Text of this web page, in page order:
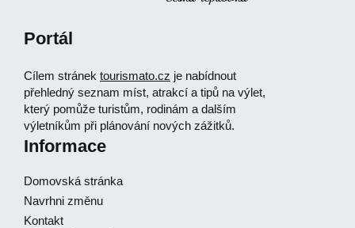
Portál
Cílem stránek tourismato.cz je nabídnout
přehledný seznam míst, atrakcí a tipů na výlet,
který pomůže turistům, rodinám a dalším
výletníkům při plánování nových zážitků.
Informace
Domovská stránka
Navrhni změnu
Kontakt